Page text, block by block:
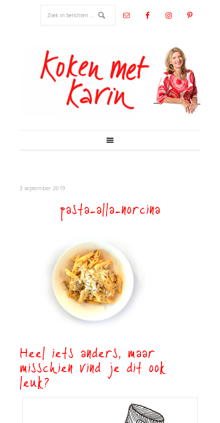
3 september 2019
pasta-alla-norcina
Heel iets anders, maar
misschien vind je dit ook
leuk?